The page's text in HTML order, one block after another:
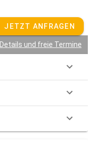
JETZT ANFRAGEN
Details und freie Termine